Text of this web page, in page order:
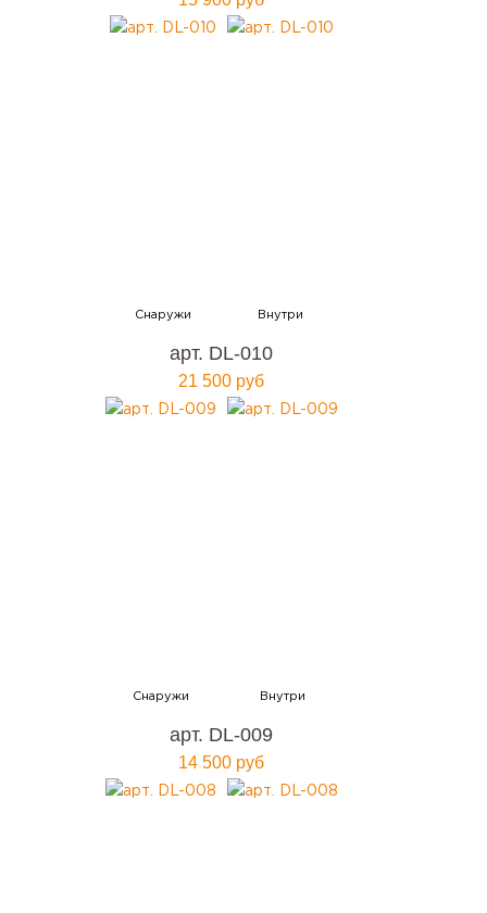
арт. DL-010
21 500 руб
арт. DL-009
14 500 руб